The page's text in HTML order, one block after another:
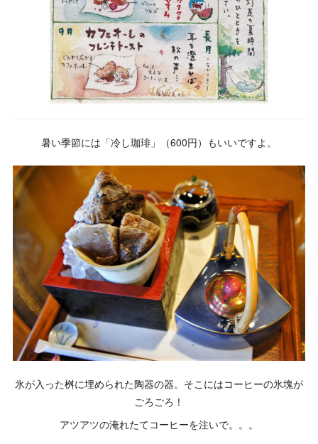
暑い季節には「冷し珈琲」（600円）もいいですよ。
氷が入った桝に埋められた陶器の器。そこにはコーヒーの氷塊が
ごろごろ！
アツアツの淹れたてコーヒーを注いで。。。